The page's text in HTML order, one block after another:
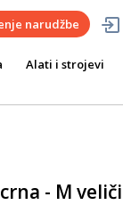
narudžbe
Alati i strojevi
- M